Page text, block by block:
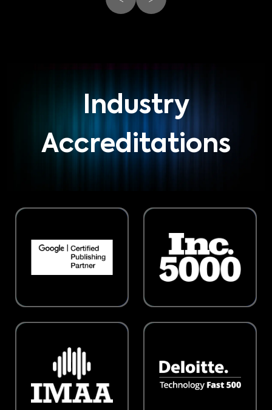
Industry
Accreditations